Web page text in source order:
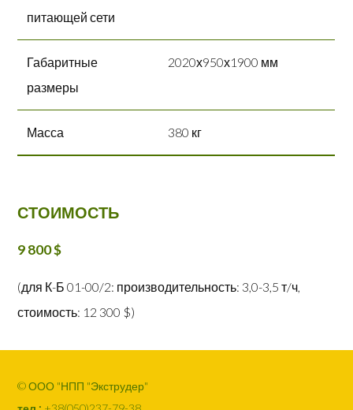
питающей сети
Габаритные
размеры
2020х950х1900 мм
Масса 380 кг
СТОИМОСТЬ
9 800 $
(для К-Б 01-00/2: производительность: 3,0-3,5 т/ч,
стоимость: 12 300 $)
© ООО "НПП "Экструдер"